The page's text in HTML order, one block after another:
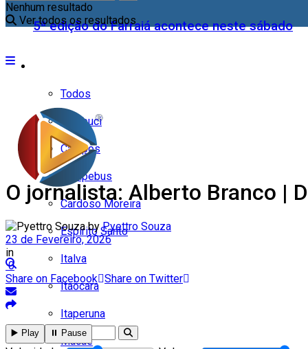
5ª edição do Farraiá acontece neste sábado
Todos
Cambuci
Campos
Carapebus
Cardoso Moreira
Espírito Santo
Italva
Itaocara
Itaperuna
Macaé
Nenhum resultado
Ver todos os resultados
O jornalista: Alberto Branco |
by Pyettro Souza
23 de Fevereiro, 2026
in
0
Share on Facebook Share on Twitter
▶️ Play ⏸️ Pause